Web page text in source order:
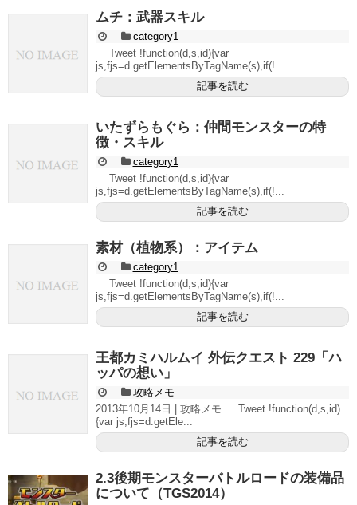
ムチ：武器スキル
category1
Tweet !function(d,s,id){var
js,fjs=d.getElementsByTagName(s),if(!...
記事を読む
いたずらもぐら：仲間モンスターの特
徴・スキル
category1
Tweet !function(d,s,id){var
js,fjs=d.getElementsByTagName(s),if(!...
記事を読む
素材（植物系）：アイテム
category1
Tweet !function(d,s,id){var
js,fjs=d.getElementsByTagName(s),if(!...
記事を読む
王都カミハルムイ 外伝クエスト 229「ハ
ッパの想い」
攻略メモ
2013年10月14日 | 攻略メモ Tweet !function(d,s,id)
{var js,fjs=d.getEle...
記事を読む
2.3後期モンスターバトルロードの装備品
について（TGS2014）